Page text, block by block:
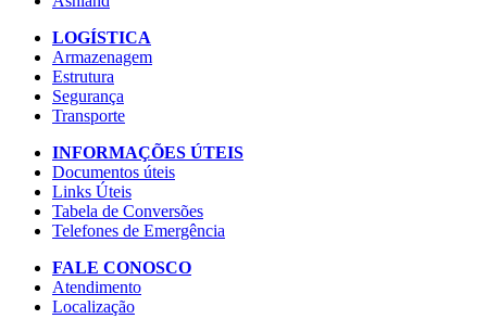
LOGÍSTICA
Armazenagem
Estrutura
Segurança
Transporte
INFORMAÇÕES ÚTEIS
Documentos úteis
Links Úteis
Tabela de Conversões
Telefones de Emergência
FALE CONOSCO
Atendimento
Localização